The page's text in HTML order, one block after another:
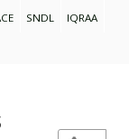
SNDL IQRAA